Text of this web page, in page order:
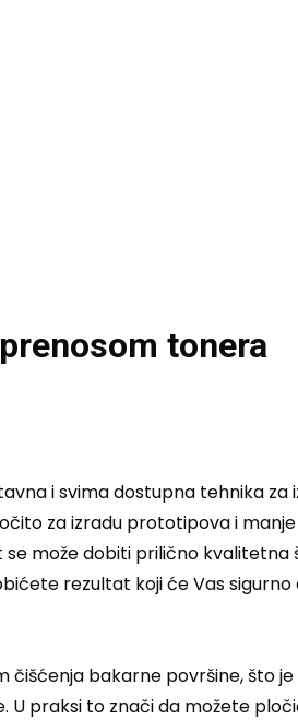
tonera
i svima dostupna tehnika
za izradu prototipova i
može dobiti prilično
rezultat koji će Vas sigurno
bakarne površine, što
U praksi to znači da možete